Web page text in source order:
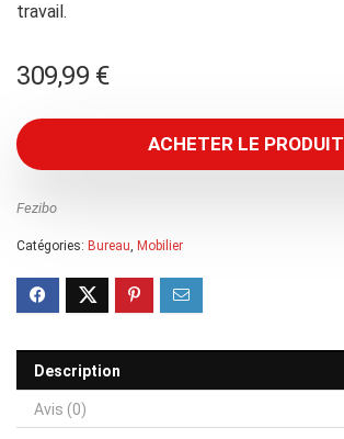
travail.
309,99 €
ACHETER LE PRODUIT
Fezibo
Catégories: Bureau, Mobilier
Description
Avis (0)